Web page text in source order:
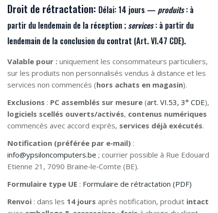
Droit de rétractation: Délai: 14 jours — produits: à
partir du lendemain de la réception ; services: à partir du
lendemain de la conclusion du contrat (Art. VI.47 CDE).
Valable pour : uniquement les consommateurs particuliers,
sur les produits non personnalisés vendus à distance et les
services non commencés (hors achats en magasin).
Exclusions : PC assemblés sur mesure (art. VI.53, 3° CDE),
logiciels scellés ouverts/activés, contenus numériques
commencés avec accord exprès, services déjà exécutés.
Notification (préférée par e‑mail) :
info@ypsiloncomputers.be ; courrier possible à Rue Edouard
Etienne 21, 7090 Braine‑le‑Comte (BE).
Formulaire type UE : Formulaire de rétractation (PDF)
Renvoi : dans les 14 jours après notification, produit intact